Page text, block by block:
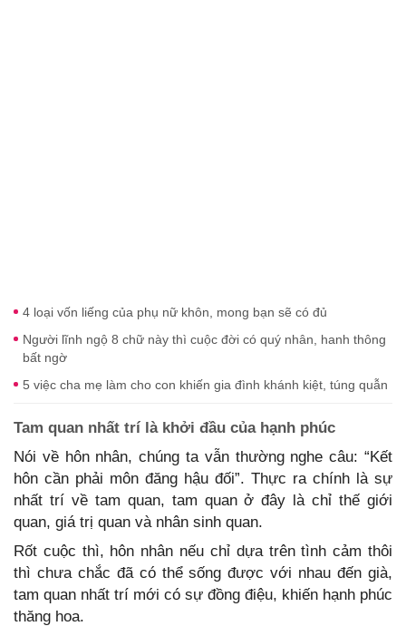
4 loại vốn liếng của phụ nữ khôn, mong bạn sẽ có đủ
Người lĩnh ngộ 8 chữ này thì cuộc đời có quý nhân, hanh thông
bất ngờ
5 việc cha mẹ làm cho con khiến gia đình khánh kiệt, túng quẫn
Tam quan nhất trí là khởi đầu của hạnh phúc
Nói về hôn nhân, chúng ta vẫn thường nghe câu: “Kết
hôn cần phải môn đăng hậu đối”. Thực ra chính là sự
nhất trí về tam quan, tam quan ở đây là chỉ thế giới
quan, giá trị quan và nhân sinh quan.
Rốt cuộc thì, hôn nhân nếu chỉ dựa trên tình cảm thôi
thì chưa chắc đã có thể sống được với nhau đến già,
tam quan nhất trí mới có sự đồng điệu, khiến hạnh phúc
thăng hoa.